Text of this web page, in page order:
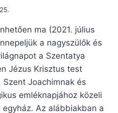
ma (2021. július
a nagyszülők és
a Szentatya
Jézus Krisztus test
Joachimnak és
emléknapjához közeli
Az alábbiakban a